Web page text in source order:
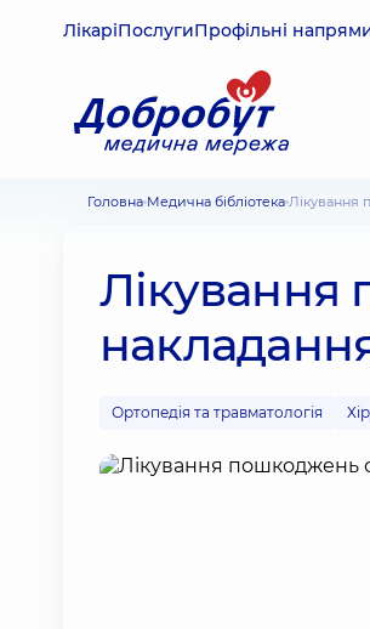
ЛікаріПослугиПрофільні
Головна Медична бібліотека
Ортопедія та травматологія